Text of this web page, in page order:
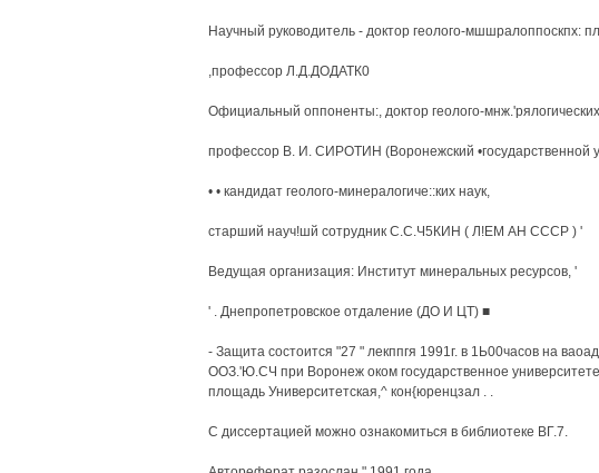
Научный руководитель - доктор геолого-мшшралоппоскпх:
,профессор Л.Д.ДОДАТК0
Официальный оппоненты:, доктор геолого-
профессор В. И. СИРОТИН (Воронежский •государственной
• • кандидат геолого-минералогиче::ких наук,
старший науч!шй сотрудник С.С.Ч5КИН ( Л!ЕМ АН СССР ) '
Ведущая организация: Институт минеральных ресурсов, '
' . Днепропетровское отдаление (ДО И ЦТ) ■
- Защита состоится "27 " лекппгя 1991г. в 1Ь00часов на
ООЗ.'Ю.СЧ при Воронеж оком государственное
площадь Университетская,^ кон{юренцзал . .
С диссертацией можно ознакомиться в библиотеке ВГ.7.